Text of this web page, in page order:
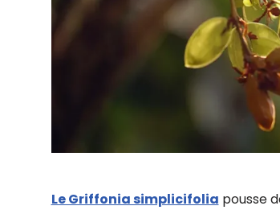
Le Griffonia simplicifolia pousse